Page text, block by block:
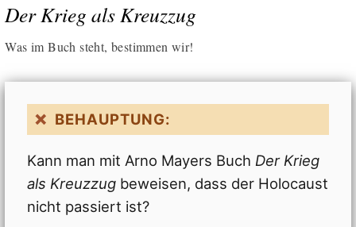
Der Krieg als Kreuzzug
Was im Buch steht, bestimmen wir!
BEHAUPTUNG:
Kann man mit Arno Mayers Buch Der Krieg
als Kreuzzug beweisen, dass der Holocaust
nicht passiert ist?